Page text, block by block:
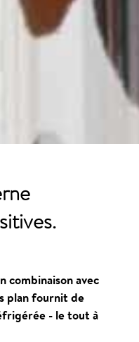
combinaison avec
plan fournit de
- le tout à